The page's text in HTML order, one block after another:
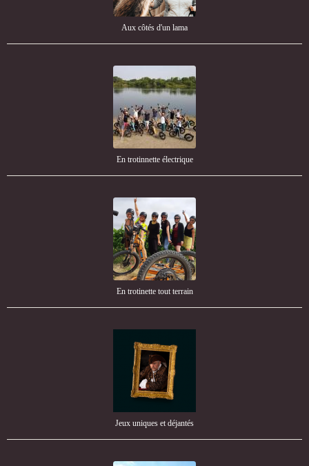
Aux côtés d'un lama
En trotinnette électrique
En trotinette tout terrain
Jeux uniques et déjantés